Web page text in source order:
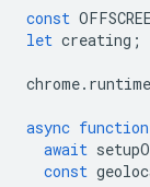
const
let creating ;
chrome. runtime
async function
await
const